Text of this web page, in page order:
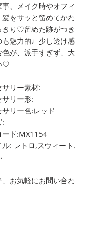
、メイク時やオフィ
髪をサッと留めてかわ
きり♡留めた跡がつき
も魅力的♩少し透け感
色が、派手すぎず、大
♡
リー素材:
リー形:
リー色:レッド
:
ド:MX1154
: レトロ,スウィート,
、お気軽にお問い合わ